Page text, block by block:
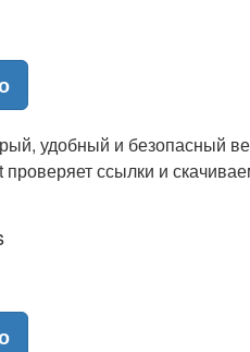
удобный и безопасный
проверяет ссылки и